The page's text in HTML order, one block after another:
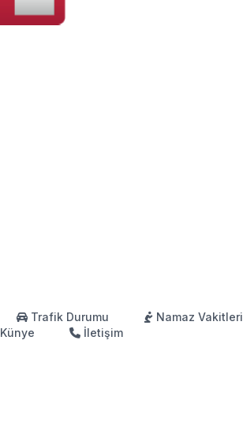
Trafik Durumu Namaz Vakitleri
Künye
İletişim